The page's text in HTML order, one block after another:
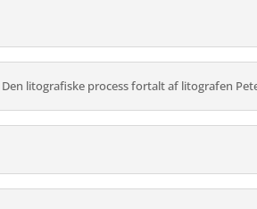
Den litografiske process fortalt af litografen